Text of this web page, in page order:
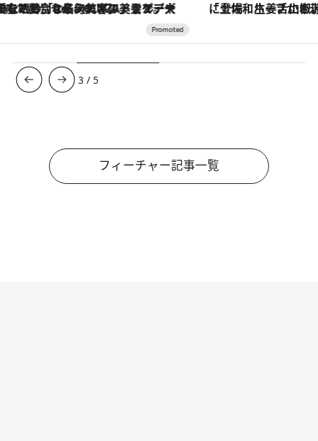
「土佐和ハーブかき氷」がOMO7高知に登場！生姜、山椒、大葉など目にも舌にも涼を呼ぶ郷土の味
3 / 5
フィーチャー記事一覧